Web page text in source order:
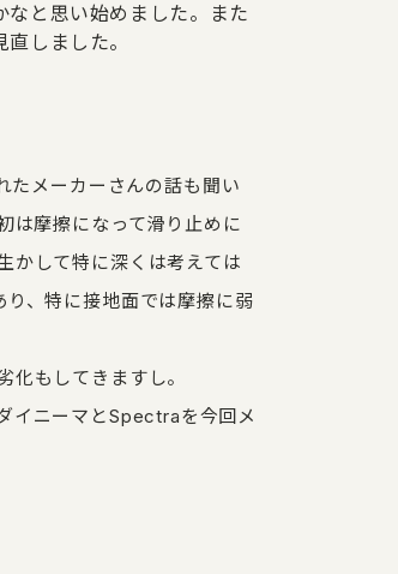
と思い始めました。また
しました。
たメーカーさんの話も聞い
は摩擦になって滑り止めに
かして特に深くは考えては
、特に接地面では摩擦に弱
もしてきますし。
イニーマとSpectraを今回メ